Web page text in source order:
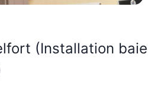
(Installation baie